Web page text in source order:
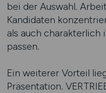
bei der Auswahl.
Kandidaten
als auch charakterlich
passen.
Ein weiterer Vorteil
Präsentation.